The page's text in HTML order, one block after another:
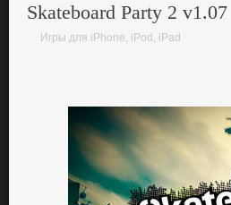
Skateboard Party 2 v1.07
Игры для iPhone, iPod, iPad